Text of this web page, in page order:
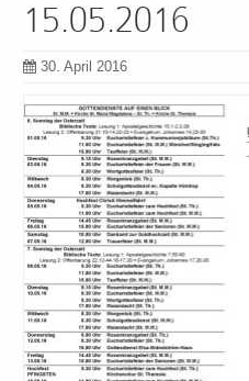
15.05.2016
30. April 2016